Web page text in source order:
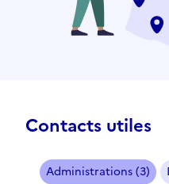
Contacts utiles
Administrations (3)